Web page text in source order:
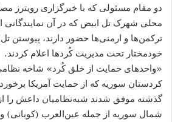
دو مقام مسئولی که با خبرگزاری رویترز
محلی شهرک تل ابیض که در آن نمایندگانی
ترکمن‌ها و ارمنی‌ها حضور دارند، پیوستن
خودمختار تحت مدیریت کُردها اعلام کردند.
«واحدهای حمایت از خلق کُرد» شاخه
کردستان سوریه که از حمایت آمریکا
گذشته موفق شدند شبه‌نظامیان داعش را
شمال سوریه از جمله عین‌العرب (کوبانی)